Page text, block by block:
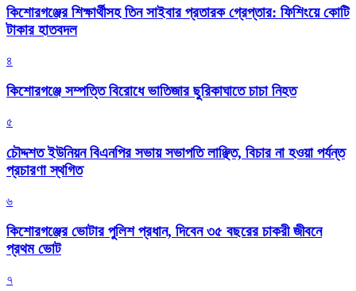
কিশোরগঞ্জের শিক্ষার্থীসহ তিন সাইবার প্রতারক গ্রেপ্তার: ফিশিংয়ে কোটি
টাকার হাতবদল
৪
কিশোরগঞ্জে সম্পত্তি বিরোধে ভাতিজার ছুরিকাঘাতে চাচা নিহত
৫
চৌদ্দশত ইউনিয়ন বিএনপির সভায় সভাপতি লাঞ্ছিত, বিচার না হওয়া পর্যন্ত
প্রচারণা স্থগিত
৬
কিশোরগঞ্জের ভোটার পুলিশ প্রধান, দিবেন ৩৫ বছরের চাকরী জীবনে
প্রথম ভোট
৭